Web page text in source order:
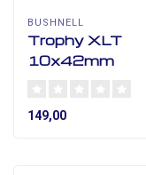
BUSHNELL
Trophy XLT
10x42mm
149,00